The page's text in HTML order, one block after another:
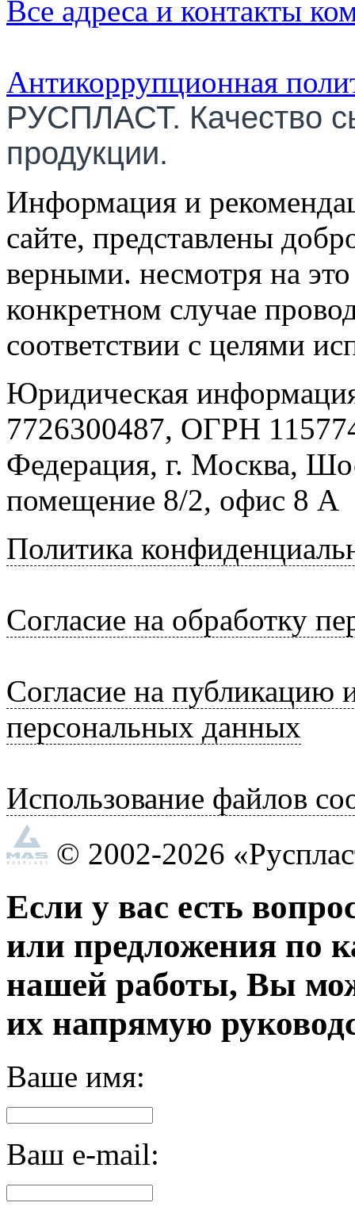
Все адреса и контакты
Антикоррупционная
РУСПЛАСТ. Качество
продукции.
Информация и
сайте, представлены
верными. несмотря на
конкретном случае
соответствии с целями
Юридическая
7726300487, ОГРН
Федерация, г. Москва,
помещение 8/2, офис 8 А
Политика
Согласие на обработку
Согласие на публикацию
персональных данных
Использование файлов
© 2002-2026
Если у вас есть
или предложения по
нашей работы, Вы
их напрямую
Ваше имя:
Ваш e-mail: